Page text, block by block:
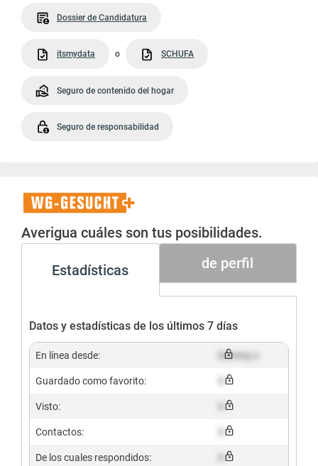
Dossier de Candidatura
itsmydata o SCHUFA
Seguro de contenido del hogar
Seguro de responsabilidad
WG-
Gesucht+
Averigua cuáles son tus posibilidades.
Estadísticas de perfil
Datos y estadísticas de los últimos 7 días
En línea desde: Dummy x
Guardado como favorito:
Visto:
Contactos:
De los cuales respondidos: